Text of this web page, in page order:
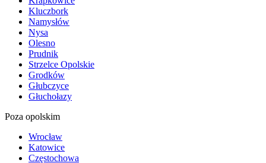
Kluczbork
Namysłów
Nysa
Olesno
Prudnik
Strzelce Opolskie
Grodków
Głubczyce
Głuchołazy
Poza opolskim
Wrocław
Katowice
Częstochowa